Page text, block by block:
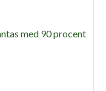
med 90 procent